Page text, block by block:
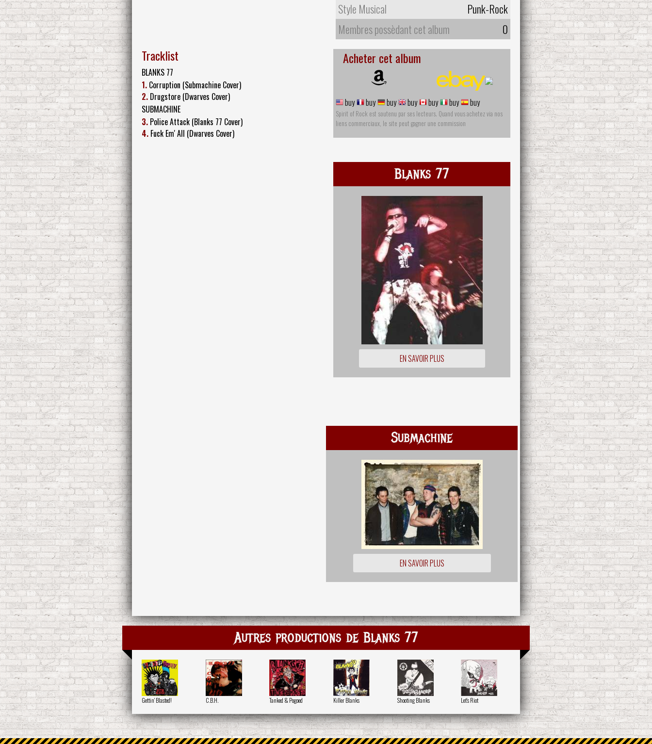
Style Musical
Punk-Rock
Membres possèdant cet album
0
Tracklist
BLANKS 77
1. Corruption (Submachine Cover)
2. Drugstore (Dwarves Cover)
SUBMACHINE
3. Police Attack (Blanks 77 Cover)
4. Fuck Em' All (Dwarves Cover)
Acheter cet album
buy buy buy buy buy buy buy
Spirit of Rock est soutenu par ses lecteurs. Quand vous achetez via nos
liens commerciaux, le site peut gagner une commission
Blanks 77
EN SAVOIR PLUS
Submachine
EN SAVOIR PLUS
Autres productions de Blanks 77
Gettin' Blasted! C.B.H. Tanked & Pogoed Killer Blanks Shooting Blanks Let's Riot